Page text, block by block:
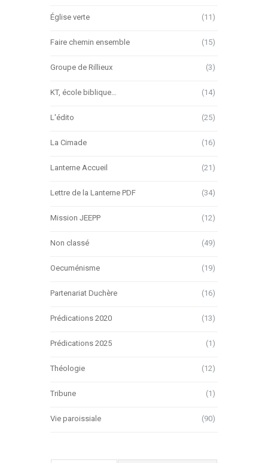
Église verte (11)
Faire chemin ensemble (15)
Groupe de Rillieux (3)
KT, école biblique… (14)
L'édito (25)
La Cimade (16)
Lanterne Accueil (21)
Lettre de la Lanterne PDF (34)
Mission JEEPP (12)
Non classé (49)
Oecuménisme (19)
Partenariat Duchère (16)
Prédications 2020 (13)
Prédications 2025 (1)
Théologie (12)
Tribune (1)
Vie paroissiale (90)